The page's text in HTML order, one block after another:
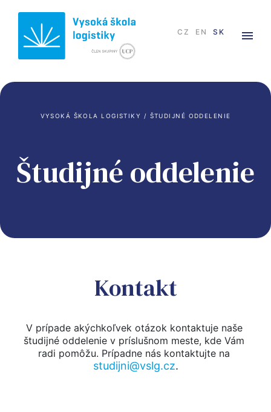
SK
CZ EN
VYSOKÁ ŠKOLA LOGISTIKY / ŠTUDIJNÉ ODDELENIE
Študijné oddelenie
Kontakt
V prípade akýchkoľvek otázok kontaktuje naše
študijné oddelenie v príslušnom meste, kde Vám
radi pomôžu. Prípadne nás kontaktujte na
studijni@vslg.cz.